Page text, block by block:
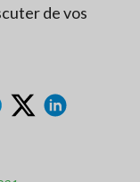
de vos